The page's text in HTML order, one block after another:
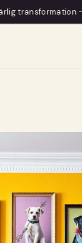
— inget filter